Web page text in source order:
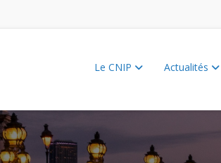
Le CNIP Actualités